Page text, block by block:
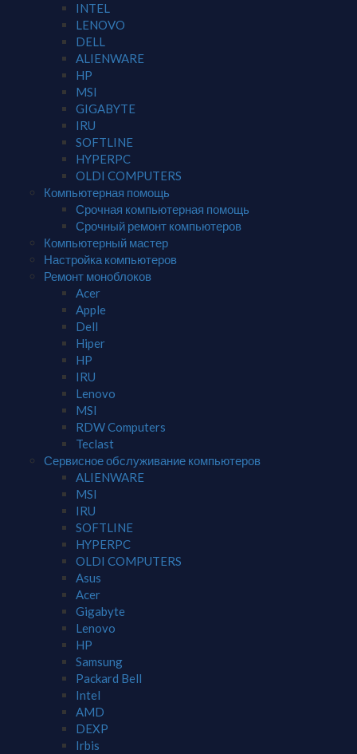
INTEL
LENOVO
DELL
ALIENWARE
HP
MSI
GIGABYTE
IRU
SOFTLINE
HYPERPC
OLDI COMPUTERS
Компьютерная помощь
Срочная компьютерная помощь
Срочный ремонт компьютеров
Компьютерный мастер
Настройка компьютеров
Ремонт моноблоков
Acer
Apple
Dell
Hiper
HP
IRU
Lenovo
MSI
RDW Computers
Teclast
Сервисное обслуживание компьютеров
ALIENWARE
MSI
IRU
SOFTLINE
HYPERPC
OLDI COMPUTERS
Asus
Acer
Gigabyte
Lenovo
HP
Samsung
Packard Bell
Intel
AMD
DEXP
Irbis